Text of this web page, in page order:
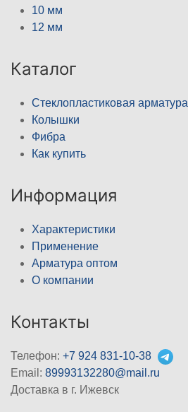
10 мм
12 мм
Каталог
Стеклопластиковая арматура
Колышки
Фибра
Как купить
Информация
Характеристики
Применение
Арматура оптом
О компании
Контакты
Телефон: +7 924 831-10-38
Email: 89993132280@mail.ru
Доставка в г. Ижевск